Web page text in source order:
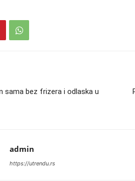
sama bez frizera i odlaska u
admin
https://utrendu.rs